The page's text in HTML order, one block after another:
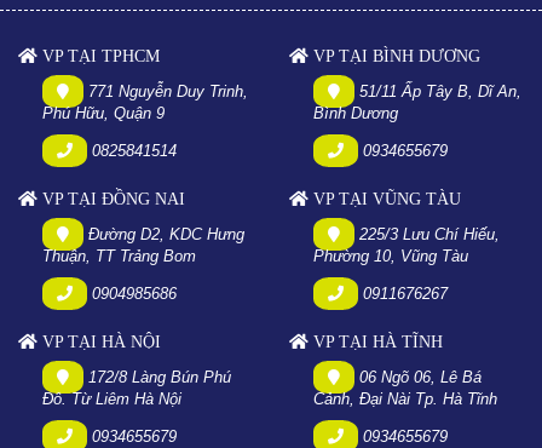
VP TẠI TPHCM
771 Nguyễn Duy Trinh,
Phú Hữu, Quận 9
0825841514
VP TẠI BÌNH DƯƠNG
51/11 Ấp Tây B, Dĩ An,
Bình Dương
0934655679
VP TẠI ĐỒNG NAI
Đường D2, KDC Hưng
Thuận, TT Trảng Bom
0904985686
VP TẠI VŨNG TÀU
225/3 Lưu Chí Hiếu,
Phường 10, Vũng Tàu
0911676267
VP TẠI HÀ NỘI
172/8 Làng Bún Phú
Đô. Từ Liêm Hà Nội
0934655679
VP TẠI HÀ TĨNH
06 Ngõ 06, Lê Bá
Cảnh, Đại Nài Tp. Hà Tĩnh
0934655679